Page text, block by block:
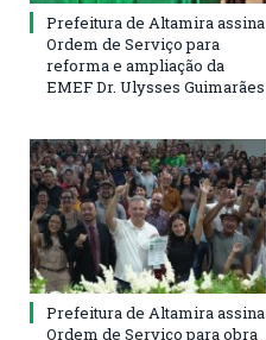
Prefeitura de Altamira assina
Ordem de Serviço para
reforma e ampliação da
EMEF Dr. Ulysses Guimarães
Prefeitura de Altamira assina
Ordem de Serviço para obra